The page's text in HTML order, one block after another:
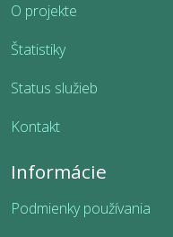
O projekte
Štatistiky
Status služieb
Kontakt
Informácie
Podmienky používania